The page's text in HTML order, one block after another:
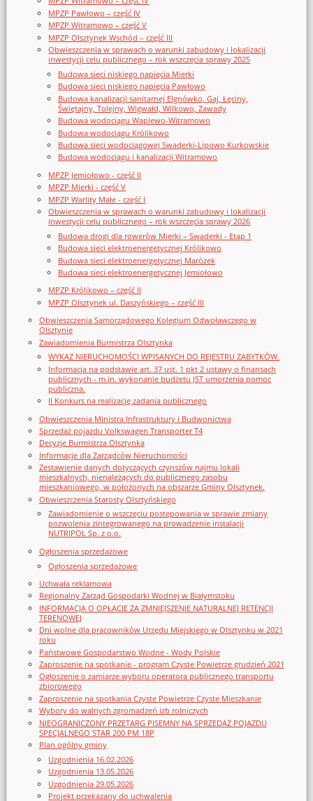
MPZP Pawłowo – część IV
MPZP Witramowo – część V
MPZP Olsztynek Wschód – część III
Obwieszczenia w sprawach o warunki zabudowy i lokalizacji
inwestycji celu publicznego – rok wszczęcia sprawy 2025
Budowa sieci niskiego napięcia Mierki
Budowa sieci niskiego napięcia Pawłowo
Budowa kanalizacji sanitarnej Elgnówko, Gaj, Łęciny,
Świętajny, Tolejny, Wigwałd, Wilkowo, Zawady
Budowa wodociągu Waplewo-Witramowo
Budowa wodociągu Królikowo
Budowa sieci wodociągowej Swaderki-Lipowo Kurkowskie
Budowa wodociągu i kanalizacji Witramowo
MPZP Jemiołowo - część II
MPZP Mierki - część V
MPZP Warlity Małe - część I
Obwieszczenia w sprawach o warunki zabudowy i lokalizacji
inwestycji celu publicznego – rok wszczęcia sprawy 2026
Budowa drogi dla rowerów Mierki – Swaderki - Etap 1
Budowa sieci elektroenergetycznej Królikowo
Budowa sieci elektroenergetycznej Marózek
Budowa sieci elektroenergetycznej Jemiołowo
MPZP Królikowo – część II
MPZP Olsztynek ul. Daszyńskiego – część III
Obwieszczenia Samorządowego Kolegium Odwoławczego w
Olsztynie
Zawiadomienia Burmistrza Olsztynka
WYKAZ NIERUCHOMOŚCI WPISANYCH DO REJESTRU ZABYTKÓW.
Informacja na podstawie art. 37 ust. 1 pkt 2 ustawy o finansach
publicznych - m.in. wykonanie budżetu JST umorzenia pomoc
publiczna.
II Konkurs na realizację zadania publicznego
Obwieszczenia Ministra Infrastruktury i Budwonictwa
Sprzedaż pojazdu Volkswagen Transporter T4
Decyzje Burmistrza Olsztynka
Informacje dla Zarządców Nieruchomości
Zestawienie danych dotyczących czynszów najmu lokali
mieszkalnych, nienależących do publicznego zasobu
mieszkaniowego, w położonych na obszarze Gminy Olsztynek.
Obwieszczenia Starosty Olsztyńskiego
Zawiadomienie o wszczęciu postępowania w sprawie zmiany
pozwolenia zintegrowanego na prowadzenie instalacji
NUTRIPOL Sp. z o.o.
Ogłoszenia sprzedażowe
Ogłoszenia sprzedażowe
Uchwała reklamowa
Regionalny Zarząd Gospodarki Wodnej w Białymstoku
INFORMACJA O OPŁACIE ZA ZMNIEJSZENIE NATURALNEJ RETENCJI
TERENOWEJ
Dni wolne dla pracowników Urzędu Miejskiego w Olsztynku w 2021
roku
Państwowe Gospodarstwo Wodne - Wody Polskie
Zaproszenie na spotkanie - program Czyste Powietrze grudzień 2021
Ogłoszenie o zamiarze wyboru operatora publicznego transportu
zbiorowego
Zaproszenie na spotkania Czyste Powietrze Czyste Mieszkanie
Wybory do walnych zgromadzeń izb rolniczych
NIEOGRANICZONY PRZETARG PISEMNY NA SPRZEDAŻ POJAZDU
SPECJALNEGO STAR 200 PM 18P
Plan ogólny gminy
Uzgodnienia 16.02.2026
Uzgodnienia 13.05.2026
Uzgodnienia 29.05.2026
Projekt przekazany do uchwalenia